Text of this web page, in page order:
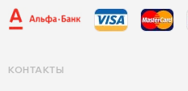
КОНТАКТЫ